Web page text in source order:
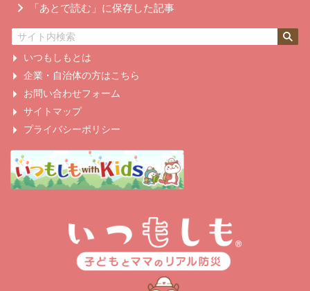
「あとで読む」に保存した記事
いつもしもとは
企業・自治体の方はこちら
お問い合わせフォーム
サイトマップ
プライバシーポリシー